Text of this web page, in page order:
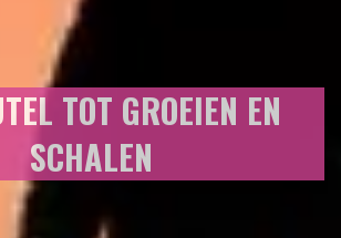
TOT GROEIEN EN
SCHALEN